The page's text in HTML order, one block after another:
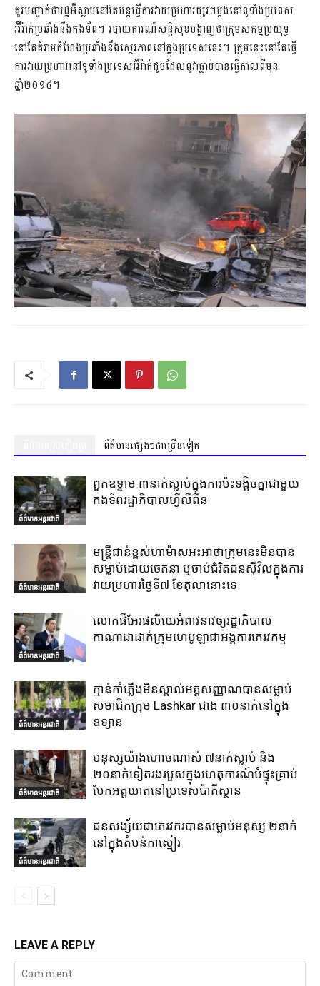
គួរបញ្ជាក់ថារដ្ឋអ៊ីស្លាមនៅតែបន្តធ្វើការវាយប្រហារយូរៗម្តងនៅទូទាំងប្រទេស
អ៊ីរ៉ាក់ប្រឆាំងនឹងកងទ័ព។ របាយការណ៍សន្តិសុខបង្ហាញថាក្រុមសកម្មប្រយុទ្ធ
នៅតែគំរាមកំហែងប្រឆាំងនឹងស្ថេរភាពនៅក្នុងប្រទេសនេះ។ ក្រុមនេះនៅតែធ្វើ
ការវាយប្រហារនៅទូទាំងប្រទេសអ៊ីរ៉ាក់ដូចដែលពួវាធ្លាប់បានធ្វើកាលពីមុន
ឆ្នាំ២០១៤។
ព័ត៌មានផ្សេងៗជាច្រើនទៀត
ព័ត៌មានអន្តរជាតិ
ពួកឧទ្ទាម ៣នាក់ស្លាប់ក្នុងការប៉ះទង្គិចគ្នាជាមួយ
កងទ័ពរដ្ឋាភិបាលហ្វីលីពីន
ព័ត៌មានអន្តរជាតិ
មន្ត្រីជាន់ខ្ពស់ហាម៉ាសអះអាថាក្រុមនេះមិនបាន
សម្លាប់ដោយចេតនា ឬចាប់ជំរិតជនស៊ីវិលក្នុងការ
វាយប្រហារថ្ងៃទី៧ ខែតុលានោះទេ
ព័ត៌មានអន្តរជាតិ
លោកផីអែរផលីយេអំពាវនាវឲ្យរដ្ឋាភិបាល
កាណាដាដាក់ក្រុមហេបូឡាជាអង្គការភេរវកម្ម
ព័ត៌មានអន្តរជាតិ
ក្មាន់កាំភ្លើងមិនស្គាល់អត្តសញ្ញាណបានសម្លាប់
សមាជិកក្រុម Lashkar ជាង ៣០នាក់នៅក្នុង
ឧទ្យាន
ព័ត៌មានអន្តរជាតិ
មនុស្សយ៉ាងហោចណាស់ ៧នាក់ស្លាប់ និង
២០នាក់ទៀតរងរបួសក្នុងហេតុការណ៍បំផ្ទុះគ្រាប់
បែកអត្តឃាតនៅប្រទេសប៉ាគីស្ថាន
ព័ត៌មានអន្តរជាតិ
ជនសង្ស័យជាភេរវករបានសម្លាប់មនុស្ស ២នាក់
នៅក្នុងតំបន់កាស្មៀរ
LEAVE A REPLY